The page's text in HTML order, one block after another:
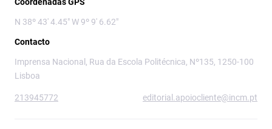
Coordenadas GPS
N 38º 43' 4.45" W 9º 9' 6.62"
Contacto
Imprensa Nacional, Rua da Escola Politécnica, Nº135, 1250-100
Lisboa
213945772 editorial.apoiocliente@incm.pt